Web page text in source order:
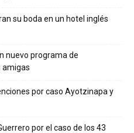
su boda en un hotel inglés
nuevo programa de
amigas
por caso Ayotzinapa y
por el caso de los 43